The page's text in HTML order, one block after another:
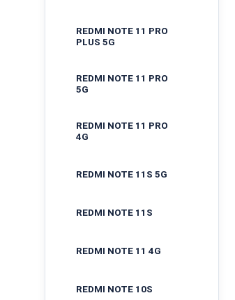
REDMI NOTE 11 PRO
PLUS 5G
REDMI NOTE 11 PRO
5G
REDMI NOTE 11 PRO
4G
REDMI NOTE 11S 5G
REDMI NOTE 11S
REDMI NOTE 11 4G
REDMI NOTE 10S